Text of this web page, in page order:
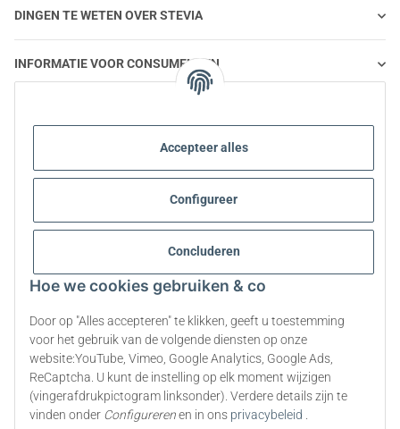
Accepteer alles
Configureer
Concluderen
Hoe we cookies gebruiken & co
Door op "Alles accepteren" te klikken, geeft u toestemming
voor het gebruik van de volgende diensten op onze
website:YouTube, Vimeo, Google Analytics, Google Ads,
ReCaptcha. U kunt de instelling op elk moment wijzigen
(vingerafdrukpictogram linksonder). Verdere details zijn te
vinden onder Configurerenen in ons privacybeleid
DINGEN TE WETEN OVER STEVIA
INFORMATIE VOOR CONSUMENTEN
INFORMATIE OVER STEVIA PRODUCTEN
Contract herroepen
* Alle prijzen zijn inclusief wettelijke BTW., exclusief verzendkosten